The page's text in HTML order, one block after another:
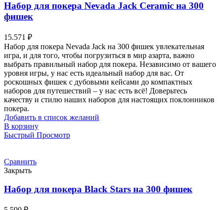
Набор для покера Nevada Jack Ceramic на 300
фишек
15.571 ₽
Набор для покера Nevada Jack на 300 фишек увлекательная
игра, и для того, чтобы погрузиться в мир азарта, важно
выбрать правильный набор для покера. Независимо от вашего
уровня игры, у нас есть идеальный набор для вас. От
роскошных фишек с дубовыми кейсами до компактных
наборов для путешествий – у нас есть всё! Доверьтесь
качеству и стилю наших наборов для настоящих поклонников
покера.
Добавить в список желаний
В корзину
Быстрый Просмотр
Сравнить
Закрыть
Набор для покера Black Stars на 300 фишек